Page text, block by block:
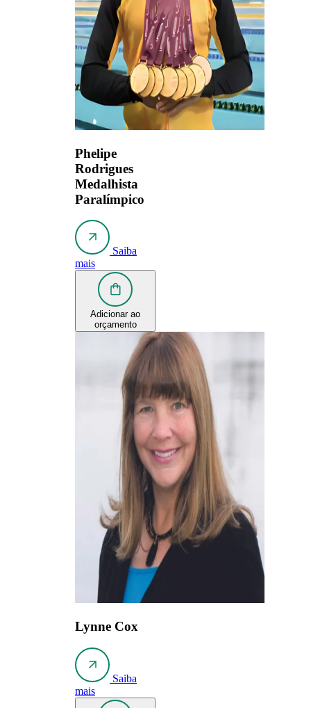
Phelipe
Rodrigues
Medalhista
Paralímpico
Saiba
mais
Adicionar ao
orçamento
Lynne Cox
Saiba
mais